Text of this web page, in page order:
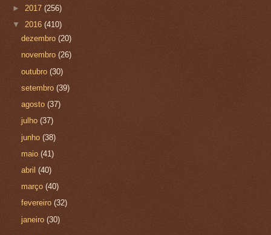
► 2017 (256)
▼ 2016 (410)
dezembro(20)
novembro(26)
outubro(30)
setembro(39)
agosto(37)
julho(37)
junho(38)
maio(41)
abril(40)
março(40)
fevereiro(32)
janeiro(30)